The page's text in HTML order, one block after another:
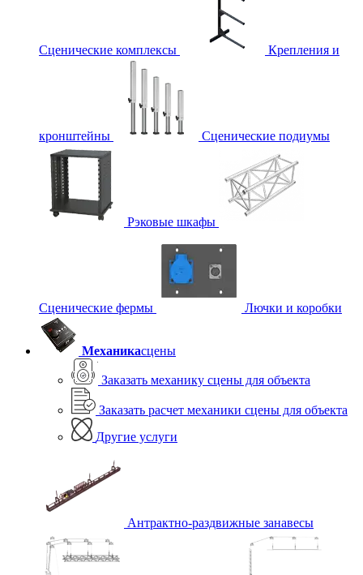
Сценические комплексы Крепления и
кронштейны Сценические подиумы
Рэковые шкафы
Сценические фермы Лючки и коробки
Механикасцены
Заказать механику сцены для объекта
Заказать расчет механики сцены для объекта
Другие услуги
Антрактно-раздвижные занавесы